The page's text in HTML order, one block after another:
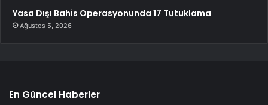
Yasa Dışı Bahis Operasyonunda 17 Tutuklama
Ağustos 5, 2026
En Güncel Haberler